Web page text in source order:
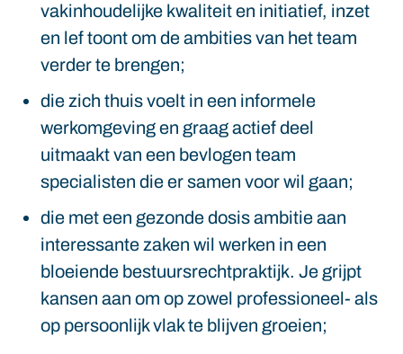
vakinhoudelijke kwaliteit en initiatief, inzet
en lef toont om de ambities van het team
verder te brengen;
die zich thuis voelt in een informele
werkomgeving en graag actief deel
uitmaakt van een bevlogen team
specialisten die er samen voor wil gaan;
die met een gezonde dosis ambitie aan
interessante zaken wil werken in een
bloeiende bestuursrechtpraktijk. Je grijpt
kansen aan om op zowel professioneel- als
op persoonlijk vlak te blijven groeien;